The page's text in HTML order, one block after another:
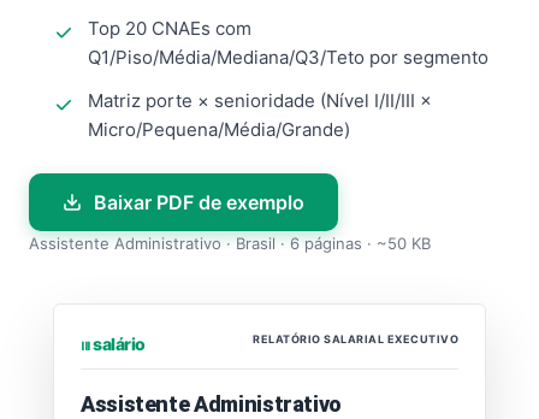
Top 20 CNAEs com
Q1/Piso/Média/Mediana/Q3/Teto por segmento
Matriz porte × senioridade (Nível I/II/III ×
Micro/Pequena/Média/Grande)
Baixar PDF de exemplo
Assistente Administrativo · Brasil · 6 páginas · ~50 KB
⏐⏐⏐ salário RELATÓRIO SALARIAL EXECUTIVO
Assistente Administrativo